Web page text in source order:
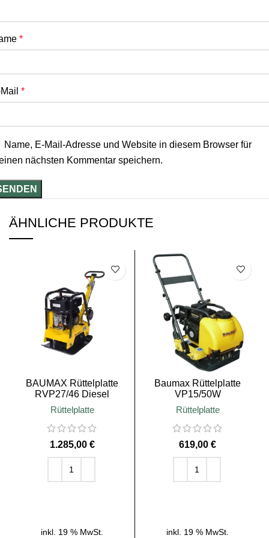
*
*
Name, E-Mail-Adresse und Website in diesem Browser für
nächsten Kommentar speichern.
ÄHNLICHE PRODUKTE
BAUMAX Rüttelplatte
RVP27/46 Diesel
Rüttelplatte
€
inkl. 19 % MwSt.
Baumax Rüttelplatte
VP15/50W
Rüttelplatte
€
inkl. 19 % MwSt.